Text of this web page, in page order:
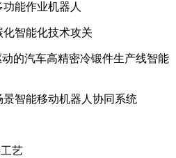
功能作业机器人
化智能化技术攻关
动的汽车高精密冷锻件生产线智能
景智能移动机器人协同系统
艺